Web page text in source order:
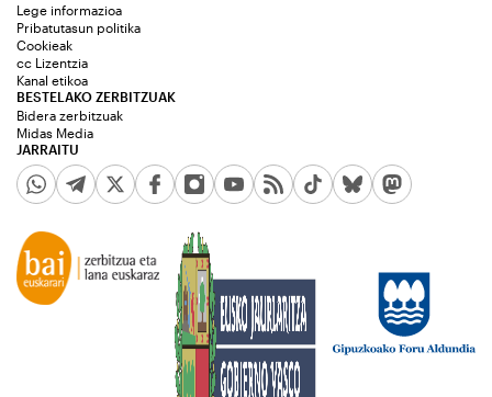
JARRAITU
Lege informazioa
Pribatutasun politika
Cookieak
cc Lizentzia
Kanal etikoa
BESTELAKO ZERBITZUAK
Bidera zerbitzuak
Midas Media